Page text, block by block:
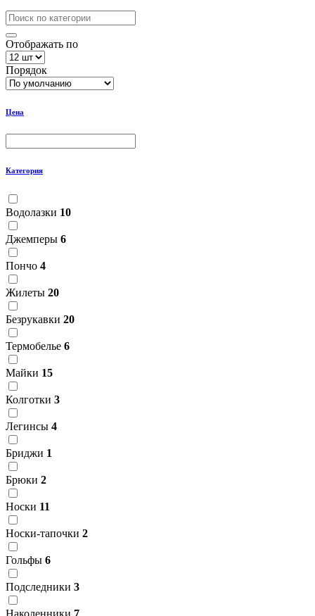
Отображать по
Порядок
Цена
Категория
Водолазки 10
Джемперы 6
Пончо 4
Жилеты 20
Безрукавки 20
Термобелье 6
Майки 15
Колготки 3
Легинсы 4
Бриджи 1
Брюки 2
Носки 11
Носки-тапочки 2
Гольфы 6
Подследники 3
Наколенники 7